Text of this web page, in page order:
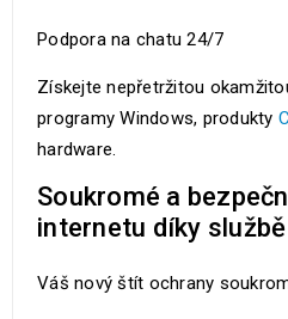
Podpora na chatu 24/7
Získejte nepřetržitou
programy Windows, produkty
hardware.
Soukromé a
internetu díky
Váš nový štít ochrany